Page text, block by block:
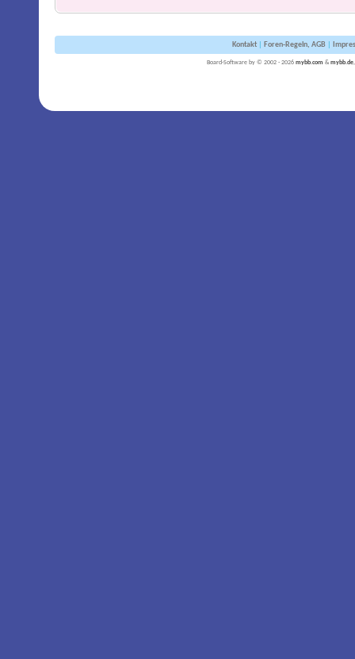
Kontakt| Foren-Regeln, AGB|
Board-Software by © 2002 - 2026 mybb.com & mybb.de